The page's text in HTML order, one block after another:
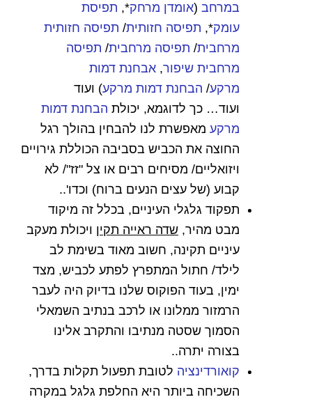
במרחב (אומדן מרחק*, תפיסת
עומק*, תפיסה חזותית/ תפיסה חזותית
מרחבית/ תפיסה מרחבית/ תפיסה
מרחבית שיפור, אבחנת דמות
מרקע/ הבחנת דמות מרקע) ועוד
ועוד… כך לדוגמא, יכולת הבחנת דמות
מרקע מאפשרת לנו להבחין בהולך רגל
החוצה את הכביש בסביבה הכוללת גירויים
ויזואליים/ מסיחים רבים או צל "זז"/ לא
קבוע (של עצים הנעים ברוח) וכדו'..
תפקוד גלגלי העיניים, בכלל זה מיקוד
מבט מהיר, שדה ראייה תקין ויכולת מעקב
עיניים תקינה, חשוב מאוד בשימת לב
לילד/ חתול המתפרץ לפתע לכביש, מצד
ימין, בעוד הפוקוס שלנו בדיוק היה לעבר
הרמזור ממלונו או לרכב בנתיב השמאלי
הסמוך שסטה מנתיבו והתקרב אלינו
בצורה יתרה..
קואורדינציה לטובת תפעול תקלות בדרך,
השכיחה ביותר היא החלפת גלגל במקרה